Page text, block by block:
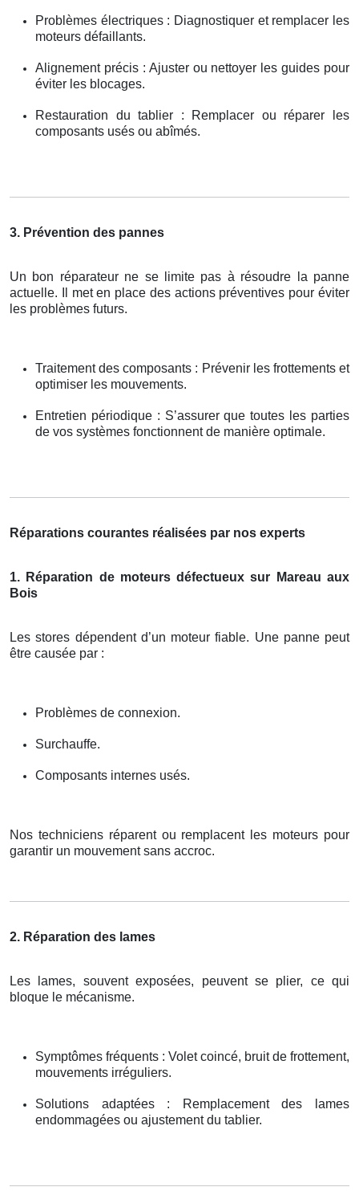
Problèmes électriques : Diagnostiquer et remplacer les
moteurs défaillants.
Alignement précis : Ajuster ou nettoyer les guides pour
éviter les blocages.
Restauration du tablier : Remplacer ou réparer les
composants usés ou abîmés.
3. Prévention des pannes
Un bon réparateur ne se limite pas à résoudre la panne
actuelle. Il met en place des actions préventives pour éviter
les problèmes futurs.
Traitement des composants : Prévenir les frottements et
optimiser les mouvements.
Entretien périodique : S’assurer que toutes les parties
de vos systèmes fonctionnent de manière optimale.
Réparations courantes réalisées par nos experts
1. Réparation de moteurs défectueux sur Mareau aux
Bois
Les stores dépendent d’un moteur fiable. Une panne peut
être causée par :
Problèmes de connexion.
Surchauffe.
Composants internes usés.
Nos techniciens réparent ou remplacent les moteurs pour
garantir un mouvement sans accroc.
2. Réparation des lames
Les lames, souvent exposées, peuvent se plier, ce qui
bloque le mécanisme.
Symptômes fréquents : Volet coincé, bruit de frottement,
mouvements irréguliers.
Solutions adaptées : Remplacement des lames
endommagées ou ajustement du tablier.